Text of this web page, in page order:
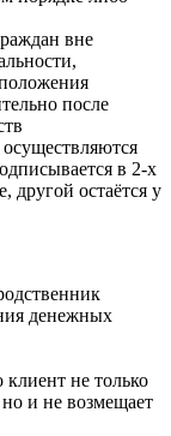
вне
после
в 2-х
другой остаётся у
денежных
клиент не только
и не возмещает